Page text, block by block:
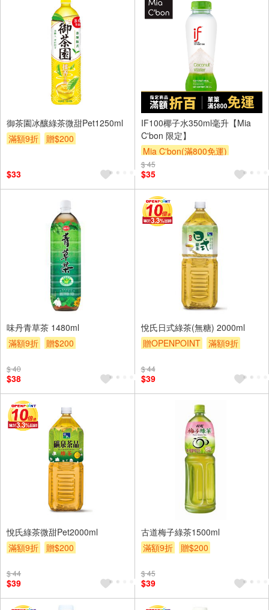
御茶園冰釀綠茶微甜Pet1250ml
滿額9折
贈$200
$33
IF100椰子水350ml毫升【Mia
C'bon 限定】
Mia C'bon(滿800免運)
$ 45
$35
味丹青草茶 1480ml
滿額9折
贈$200
$ 40
$38
悅氏日式綠茶(無糖) 2000ml
贈OPENPOINT
滿額9折
$ 44
$39
悅氏綠茶微甜Pet2000ml
滿額9折
贈$200
$ 44
$39
古道梅子綠茶1500ml
滿額9折
贈$200
$ 45
$39